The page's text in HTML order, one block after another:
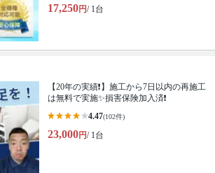
17,250円/ 1台
【20年の実績❗️】施工から7日以内の再施工
は無料で実施✨損害保険加入済❗️
4.47(102件)
23,000円/ 1台